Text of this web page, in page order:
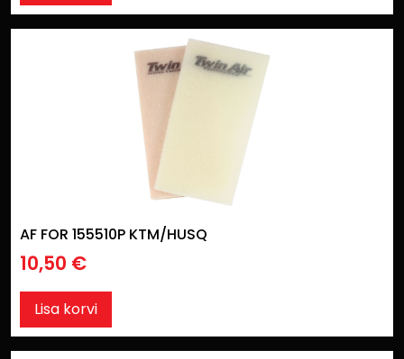
AF FOR 155510P KTM/HUSQ
10,50 €
Lisa korvi